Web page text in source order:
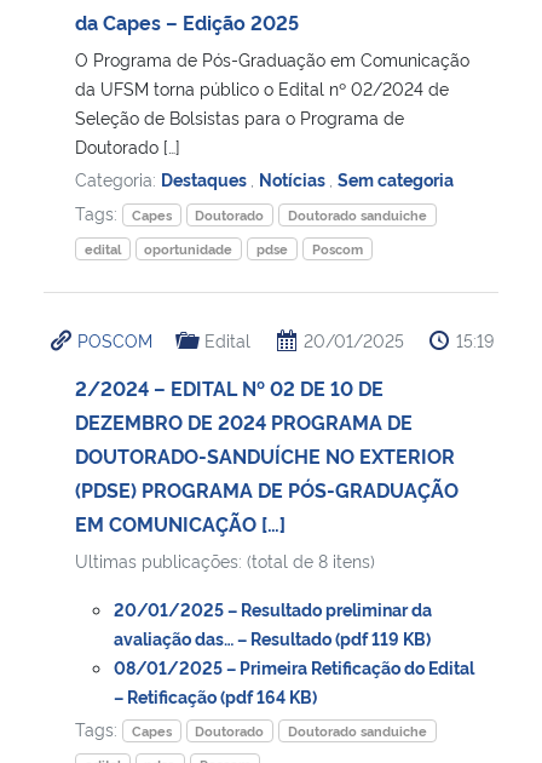
da Capes – Edição 2025
O Programa de Pós-Graduação em Comunicação
da UFSM torna público o Edital nº 02/2024 de
Seleção de Bolsistas para o Programa de
Doutorado […]
Categoria: Destaques Notícias Sem categoria
Tags:
Capes Doutorado
Doutorado sanduiche
edital
oportunidade pdse Poscom
POSCOM Edital 20/01/2025 15:19
2/2024 – EDITAL Nº 02 DE 10 DE
DEZEMBRO DE 2024 PROGRAMA DE
DOUTORADO-SANDUÍCHE NO EXTERIOR
(PDSE) PROGRAMA DE PÓS-GRADUAÇÃO
EM COMUNICAÇÃO […]
Ultimas publicações: (total de 8 itens)
20/01/2025 – Resultado preliminar da
avaliação das… – Resultado (pdf 119 KB)
08/01/2025 – Primeira Retificação do Edital
– Retificação (pdf 164 KB)
Tags:
Capes Doutorado
Doutorado sanduiche